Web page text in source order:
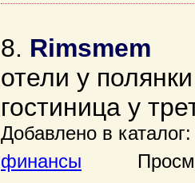
8. Rimsmem
отели у
гостиница у
Добавлено в
финансы